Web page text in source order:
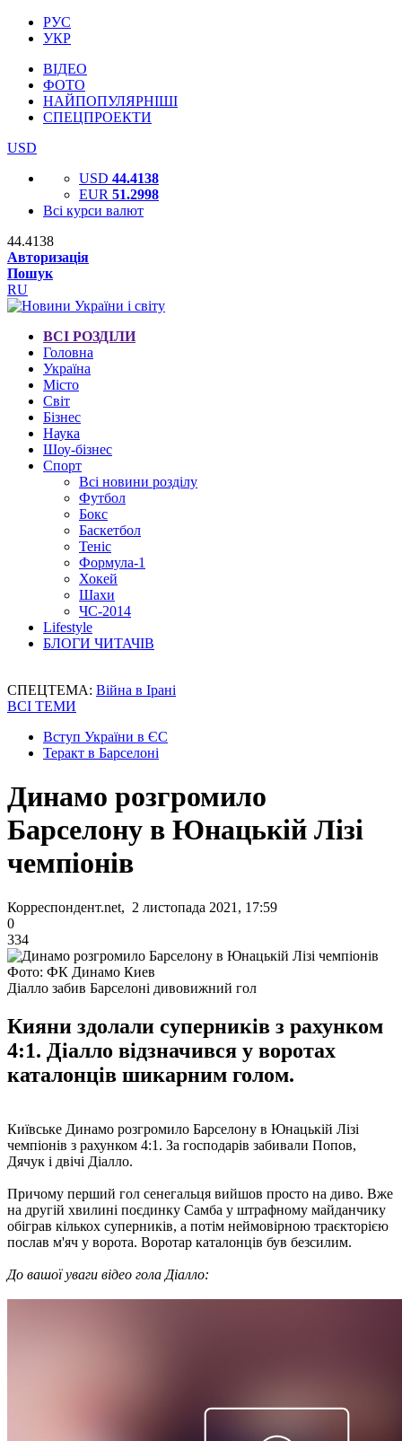
РУС
УКР
ВІДЕО
ФОТО
НАЙПОПУЛЯРНІШІ
СПЕЦПРОЕКТИ
USD
USD 44.4138
EUR 51.2998
Всі курси валют
44.4138
Авторизація
Пошук
RU
ВСІ РОЗДІЛИ
Головна
Україна
Місто
Світ
Бізнес
Наука
Шоу-бізнес
Спорт
Всі новини розділу
Футбол
Бокс
Баскетбол
Теніс
Формула-1
Хокей
Шахи
ЧС-2014
Lifestyle
БЛОГИ ЧИТАЧІВ
СПЕЦТЕМА: Війна в Ірані
ВСІ ТЕМИ
Вступ України в ЄС
Теракт в Барселоні
Динамо розгромило
Барселону в Юнацькій Лізі
чемпіонів
Корреспондент.net, 2 листопада 2021, 17:59
0
334
Фото: ФК Динамо Киев
Діалло забив Барселоні дивовижний гол
Кияни здолали суперників з рахунком
4:1. Діалло відзначився у воротах
каталонців шикарним голом.
Київське Динамо розгромило Барселону в Юнацькій Лізі
чемпіонів з рахунком 4:1. За господарів забивали Попов,
Дячук і двічі Діалло.
Причому перший гол сенегальця вийшов просто на диво. Вже
на другій хвилині поєдинку Самба у штрафному майданчику
обіграв кількох суперників, а потім неймовірною траєкторією
послав м'яч у ворота. Воротар каталонців був безсилим.
До вашої уваги відео гола Діалло: